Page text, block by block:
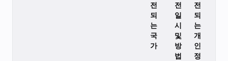
전
되
는
국
가
전
일
시
및
방
법
전
되
는
개
인
정